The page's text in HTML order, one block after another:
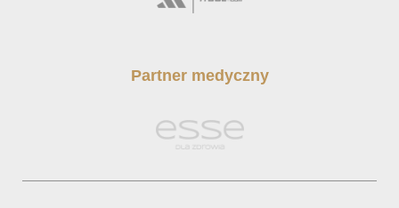
Partner medyczny